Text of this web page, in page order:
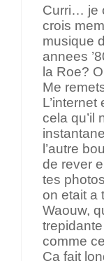
Curri… je
crois
musique
annees
la Roe?
Me
cela qu’il
l’autre
de rever
tes
on etait a
Waouw,
comme
Ca fait